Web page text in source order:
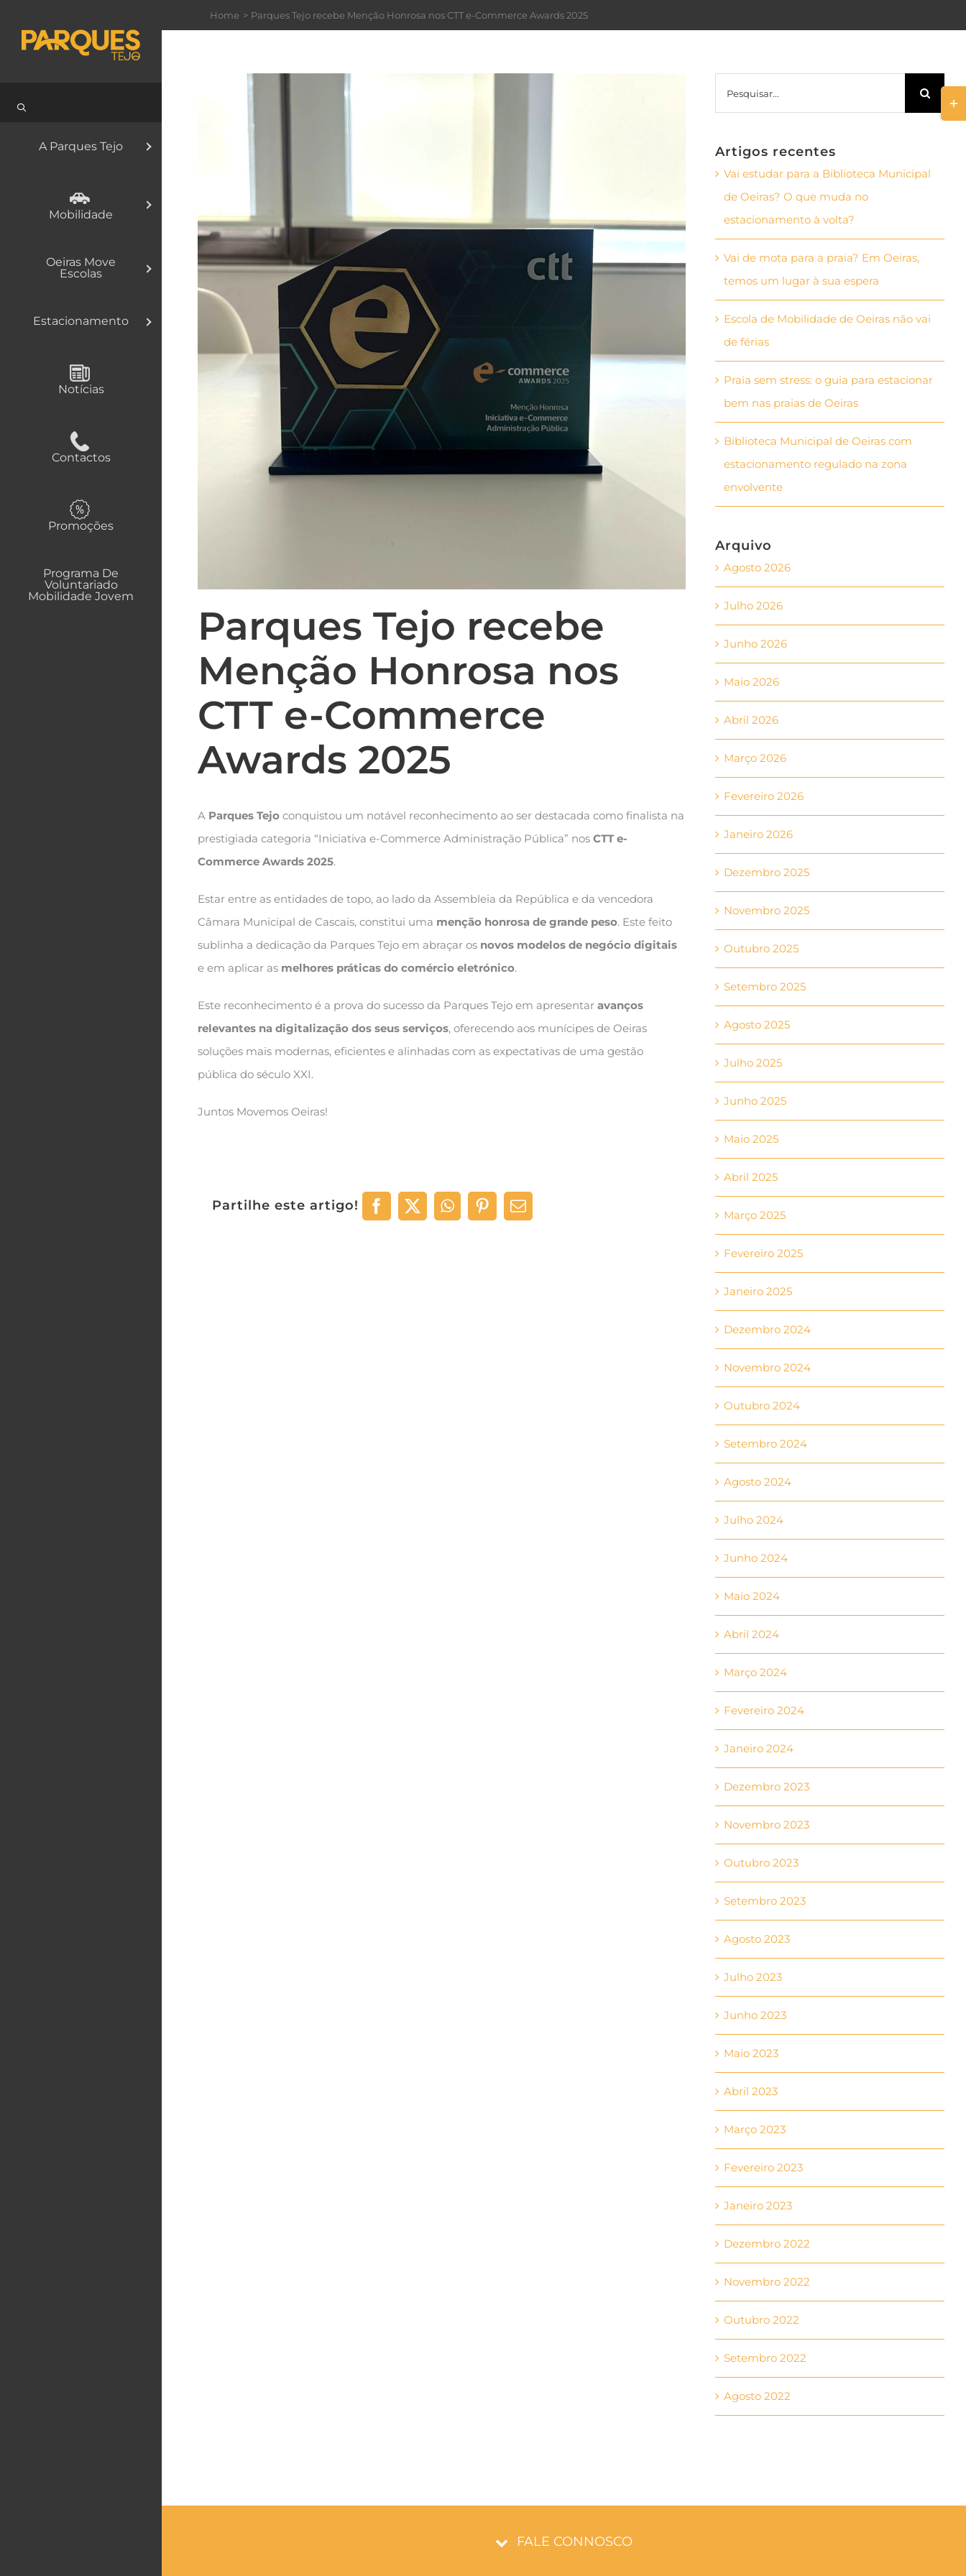
A Parques Tejo
Mobilidade
Oeiras Move
Escolas
Estacionamento
Notícias
Contactos
Promoções
Programa De
Voluntariado
Mobilidade Jovem
to
Home Parques Tejo recebe Menção Honrosa nos CTT e-Commerce Awards 2025
Parques Tejo recebe
Menção Honrosa nos
CTT e-Commerce
Awards 2025
A Parques Tejoconquistou um notável reconhecimento ao ser destacada como finalista na
prestigiada categoria “Iniciativa e-Commerce Administração Pública” nos CTT e-
Commerce Awards 2025.
Estar entre as entidades de topo, ao lado da Assembleia da República e da vencedora
Câmara Municipal de Cascais, constitui uma menção honrosa de grande peso. Este feito
sublinha a dedicação da Parques Tejo em abraçar os novos modelos de negócio digitais
e em aplicar as melhores práticas do comércio eletrónico.
Este reconhecimento é a prova do sucesso da Parques Tejo em apresentar avanços
relevantes na digitalização dos seus serviços, oferecendo aos munícipes de Oeiras
soluções mais modernas, eficientes e alinhadas com as expectativas de uma gestão
pública do século XXI.
Juntos Movemos Oeiras!
Partilhe este artigo!
Artigos recentes
Vai estudar para a Biblioteca Municipal
de Oeiras? O que muda no
estacionamento à volta?
Vai de mota para a praia? Em Oeiras,
temos um lugar à sua espera
Escola de Mobilidade de Oeiras não vai
de férias
Praia sem stress: o guia para estacionar
bem nas praias de Oeiras
Biblioteca Municipal de Oeiras com
estacionamento regulado na zona
envolvente
Arquivo
Agosto 2026
Julho 2026
Junho 2026
Maio 2026
Abril 2026
Março 2026
Fevereiro 2026
Janeiro 2026
Dezembro 2025
Novembro 2025
Outubro 2025
Setembro 2025
Agosto 2025
Julho 2025
Junho 2025
Maio 2025
Abril 2025
Março 2025
Fevereiro 2025
Janeiro 2025
Dezembro 2024
Novembro 2024
Outubro 2024
Setembro 2024
Agosto 2024
Julho 2024
Junho 2024
Maio 2024
Abril 2024
Março 2024
Fevereiro 2024
Janeiro 2024
Dezembro 2023
Novembro 2023
Outubro 2023
Setembro 2023
Agosto 2023
Julho 2023
Junho 2023
Maio 2023
Abril 2023
Março 2023
Fevereiro 2023
Janeiro 2023
Dezembro 2022
Novembro 2022
Outubro 2022
Setembro 2022
Agosto 2022
FALE CONNOSCO